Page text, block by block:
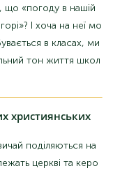
що «погоду в нашій
І хоча на неї мо
в класах, ми
тон життя школ
християнських
поділяються на
церкві та керо